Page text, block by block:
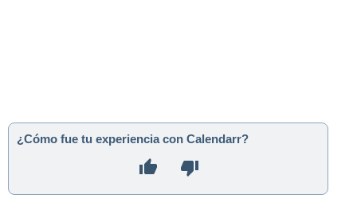
¿Cómo fue tu experiencia con Calendarr?